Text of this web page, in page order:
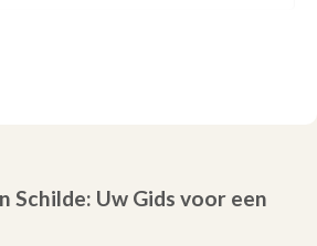
Schilde: Uw Gids voor een